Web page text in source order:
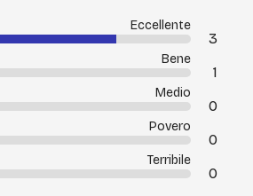
Eccellente
3
Bene
1
Medio
0
Povero
0
Terribile
0